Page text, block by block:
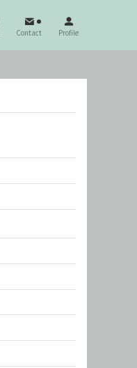
Contact Profile